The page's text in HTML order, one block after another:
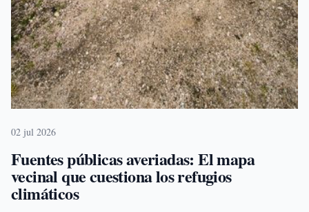
02 jul 2026
Fuentes públicas averiadas: El mapa
vecinal que cuestiona los refugios
climáticos